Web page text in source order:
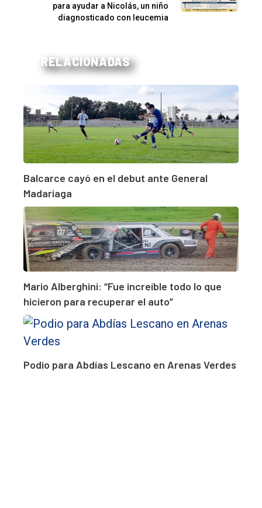
para ayudar a Nicolás, un niño
diagnosticado con leucemia
RELACIONADAS
Balcarce cayó en el debut ante General
Madariaga
Mario Alberghini: “Fue increíble todo lo que
hicieron para recuperar el auto”
Podio para Abdías Lescano en Arenas Verdes